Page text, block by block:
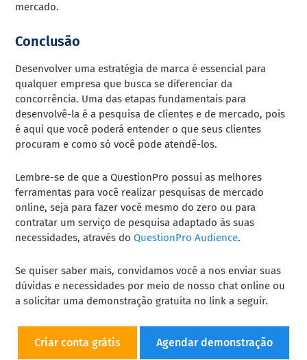
mercado.
Conclusão
Desenvolver uma estratégia de marca é essencial para
qualquer empresa que busca se diferenciar da
concorrência. Uma das etapas fundamentais para
desenvolvê-la é a pesquisa de clientes e de mercado, pois
é aqui que você poderá entender o que seus clientes
procuram e como só você pode atendê-los.
Lembre-se de que a QuestionPro possui as melhores
ferramentas para você realizar pesquisas de mercado
online, seja para fazer você mesmo do zero ou para
contratar um serviço de pesquisa adaptado às suas
necessidades, através do QuestionPro Audience.
Se quiser saber mais, convidamos você a nos enviar suas
dúvidas e necessidades por meio de nosso chat online ou
a solicitar uma demonstração gratuita no link a seguir.
Criar conta grátis Agendar demonstração